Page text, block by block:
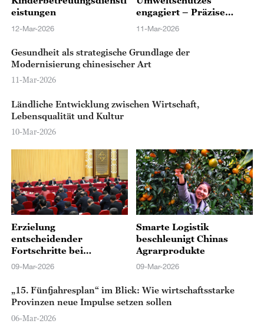
eistungen
12-Mar-2026
engagiert – Präzise
Analysen für den Schutz
11-Mar-2026
Gesundheit als strategische Grundlage der
Modernisierung chinesischer Art
11-Mar-2026
Ländliche Entwicklung zwischen Wirtschaft,
Lebensqualität und Kultur
10-Mar-2026
Erzielung
entscheidender
Fortschritte bei
Förderung der Initiative
während 15.
Fünfjahresplans
09-Mar-2026
Smarte Logistik
beschleunigt Chinas
Agrarprodukte
09-Mar-2026
„15. Fünfjahresplan“ im Blick: Wie wirtschaftsstarke
Provinzen neue Impulse setzen sollen
06-Mar-2026